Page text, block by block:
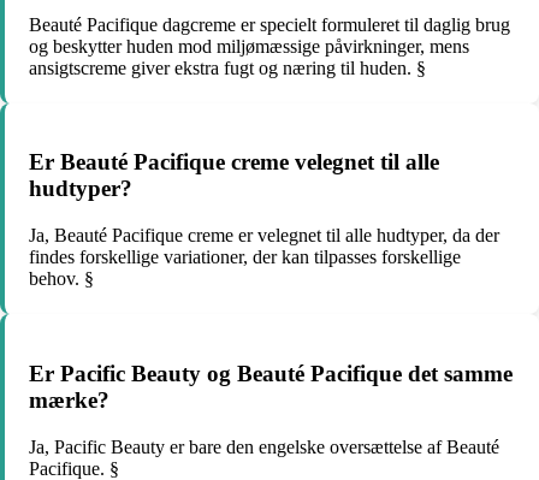
Beauté Pacifique dagcreme er specielt formuleret til daglig brug
og beskytter huden mod miljømæssige påvirkninger, mens
ansigtscreme giver ekstra fugt og næring til huden. §
Er Beauté Pacifique creme velegnet til alle
hudtyper?
Ja, Beauté Pacifique creme er velegnet til alle hudtyper, da der
findes forskellige variationer, der kan tilpasses forskellige
behov. §
Er Pacific Beauty og Beauté Pacifique det samme
mærke?
Ja, Pacific Beauty er bare den engelske oversættelse af Beauté
Pacifique. §